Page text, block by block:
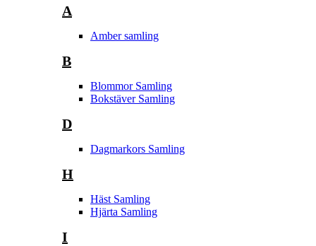
A
Amber samling
B
Blommor Samling
Bokstäver Samling
D
Dagmarkors Samling
H
Häst Samling
Hjärta Samling
I